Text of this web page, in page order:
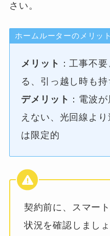
さい。
ホームルーターのメリッ
メリット ：工事不
る、引っ越し時も持
デメリット ：電波
えない、光回線よ
は限定的
契約前に、スマー
状況を確認しまし